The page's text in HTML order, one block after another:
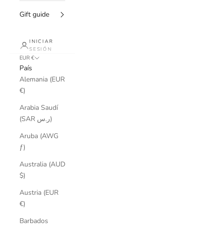
Gift guide
INICIAR
SESIÓN
EUR €
País
Alemania (EUR
€)
Arabia Saudí
(SAR ر.س)
Aruba (AWG
ƒ)
Australia (AUD
$)
Austria (EUR
€)
Barbados